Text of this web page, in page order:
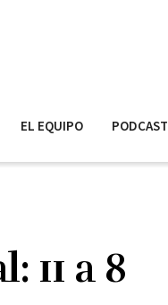
EL EQUIPO PODCAST
11 a 8